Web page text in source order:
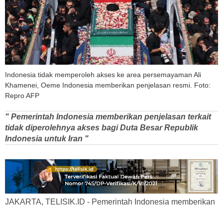
Indonesia tidak memperoleh akses ke area persemayaman Ali
Khamenei, Oeme Indonesia memberikan penjelasan resmi. Foto:
Repro AFP
" Pemerintah Indonesia memberikan penjelasan terkait
tidak diperolehnya akses bagi Duta Besar Republik
Indonesia untuk Iran "
JAKARTA, TELISIK.ID - Pemerintah Indonesia memberikan